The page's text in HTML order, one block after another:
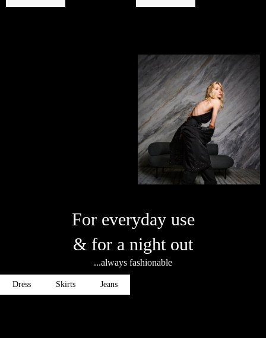
For everyday use
& for a night out
...always fashionable
Dress Skirts Jeans